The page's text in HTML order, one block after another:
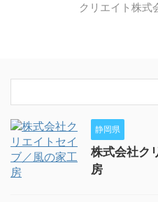
クリエイト株式
静岡県
株式会社ク
房